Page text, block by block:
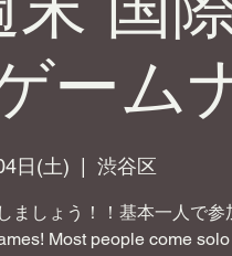
ーム
日(土) 渋谷区
ましょう！！基本一人で
Most people come